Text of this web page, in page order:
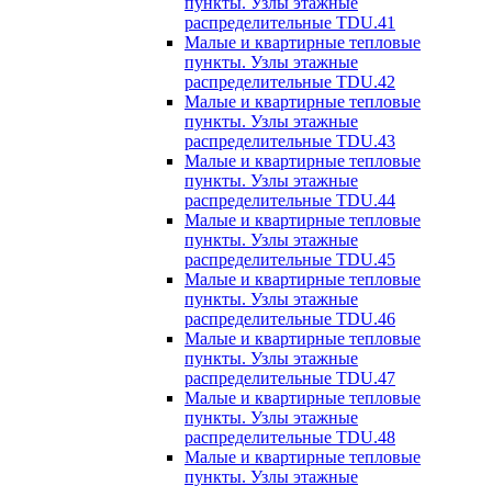
распределительные TDU.41
Малые и квартирные тепловые
пункты. Узлы этажные
распределительные TDU.42
Малые и квартирные тепловые
пункты. Узлы этажные
распределительные TDU.43
Малые и квартирные тепловые
пункты. Узлы этажные
распределительные TDU.44
Малые и квартирные тепловые
пункты. Узлы этажные
распределительные TDU.45
Малые и квартирные тепловые
пункты. Узлы этажные
распределительные TDU.46
Малые и квартирные тепловые
пункты. Узлы этажные
распределительные TDU.47
Малые и квартирные тепловые
пункты. Узлы этажные
распределительные TDU.48
Малые и квартирные тепловые
пункты. Узлы этажные